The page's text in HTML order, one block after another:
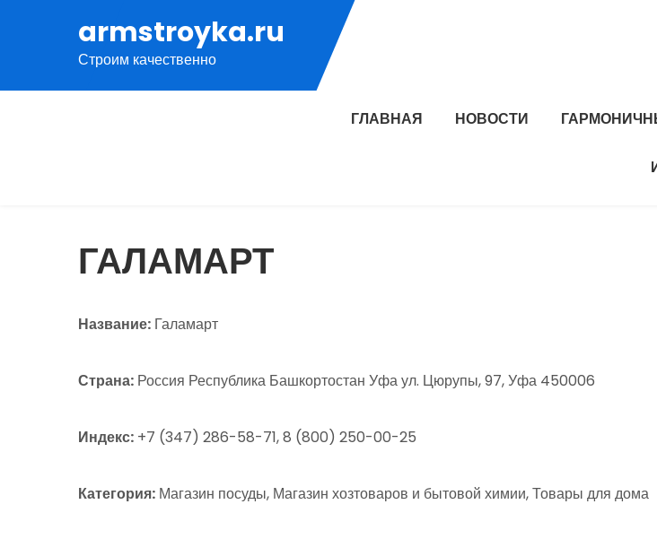
содержимому
armstroyka.ru
Строим качественно
ГЛАВНАЯ НОВОСТИ
ГАЛАМАРТ
Название: Галамарт
Страна: Россия Республика Башкортостан Уфа ул. Цюрупы, 97, Уфа 450006
Индекс: +7 (347) 286-58-71, 8 (800) 250-00-25
Категория: Магазин посуды, Магазин хозтоваров и бытовой химии, Товары для дома